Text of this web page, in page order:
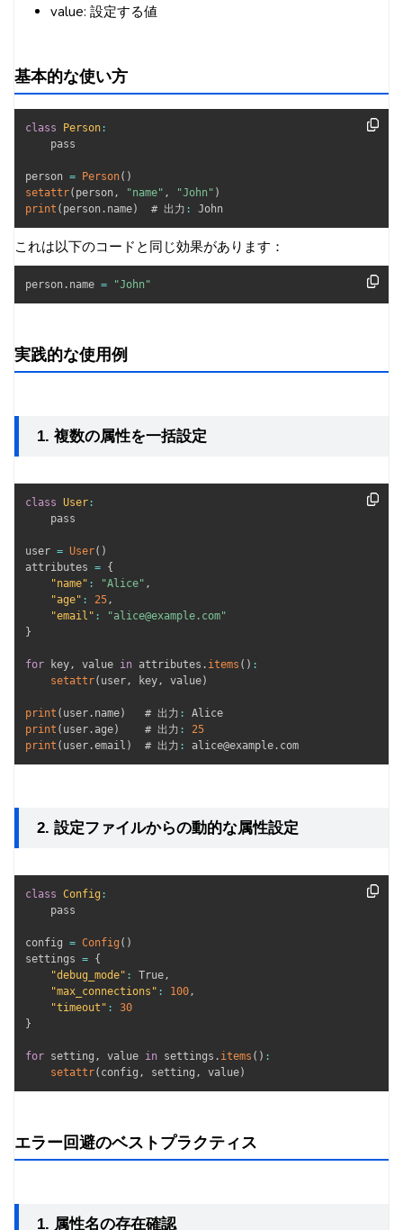
value: 設定する値
基本的な使い方
class Person :
    pass
person = Person( )
setattr( person, "name" , "John" )
print ( person . name)
  # 出力
: John
これは以下のコードと同じ効果があります：
person . name = "John"
実践的な使用例
1. 複数の属性を一括設定
class User :
    pass
user = User( )
attributes = {
"name" : "Alice" ,
"age" : 25,
"email" :
"alice@example.com"
}
for key, value in attributes . items ( ) :
setattr( user, key, value)
print ( user . name)
   # 出力
:
print ( user . age)
    # 出力
:
25
print ( user .email )
  # 出力
: alice@example . com
2. 設定ファイルからの動的な属性設定
class Config :
    pass
config = Config ( )
settings = {
"debug_mode" : True,
"max_connections" : 100,
"timeout" :
30
}
for setting , value in settings . items ( ) :
setattr( config , setting , value)
エラー回避のベストプラクティス
1. 属性名の存在確認